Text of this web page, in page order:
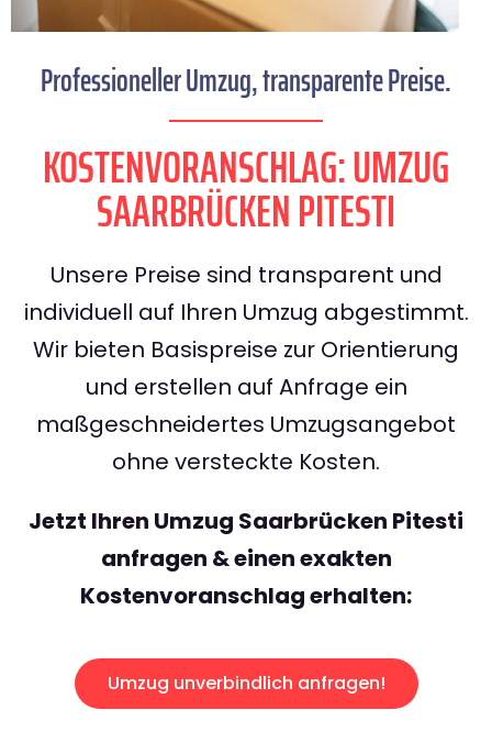
Professioneller Umzug, transparente Preise.
KOSTENVORANSCHLAG: UMZUG
SAARBRÜCKEN PITESTI
Unsere Preise sind transparent und
individuell auf Ihren Umzug abgestimmt.
Wir bieten Basispreise zur Orientierung
und erstellen auf Anfrage ein
maßgeschneidertes Umzugsangebot
ohne versteckte Kosten.
Jetzt Ihren Umzug Saarbrücken Pitesti
anfragen & einen exakten
Kostenvoranschlag erhalten:
Umzug unverbindlich anfragen!